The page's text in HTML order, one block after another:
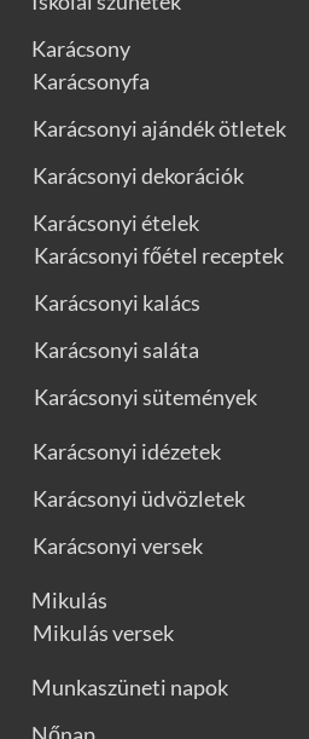
Karácsony
Karácsonyfa
Karácsonyi ajándék ötletek
Karácsonyi dekorációk
Karácsonyi ételek
Karácsonyi főétel receptek
Karácsonyi kalács
Karácsonyi saláta
Karácsonyi sütemények
Karácsonyi idézetek
Karácsonyi üdvözletek
Karácsonyi versek
Mikulás
Mikulás versek
Munkaszüneti napok